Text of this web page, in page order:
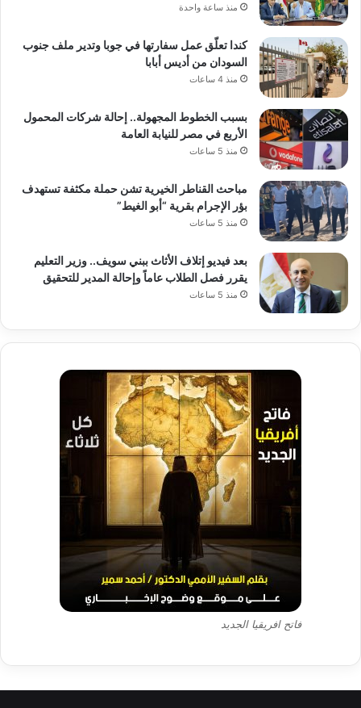
منذ ساعة واحدة
كندا تعلّق عمل سفارتها في جوبا وتدير ملف جنوب
السودان من أديس أبابا
منذ 4 ساعات
بسبب الخطوط المجهولة.. إحالة شركات المحمول
الأربع في مصر للنيابة العامة
منذ 5 ساعات
مباحث القناطر الخيرية تشن حملة مكثفة تستهدف
بؤر الإجرام بقرية “أبو الغيط”
منذ 5 ساعات
بعد فيديو إتلاف الأثاث ببني سويف.. وزير التعليم
يقرر فصل الطلاب عاماً وإحالة المدير للتحقيق
منذ 5 ساعات
فاتح افريقيا الجديد